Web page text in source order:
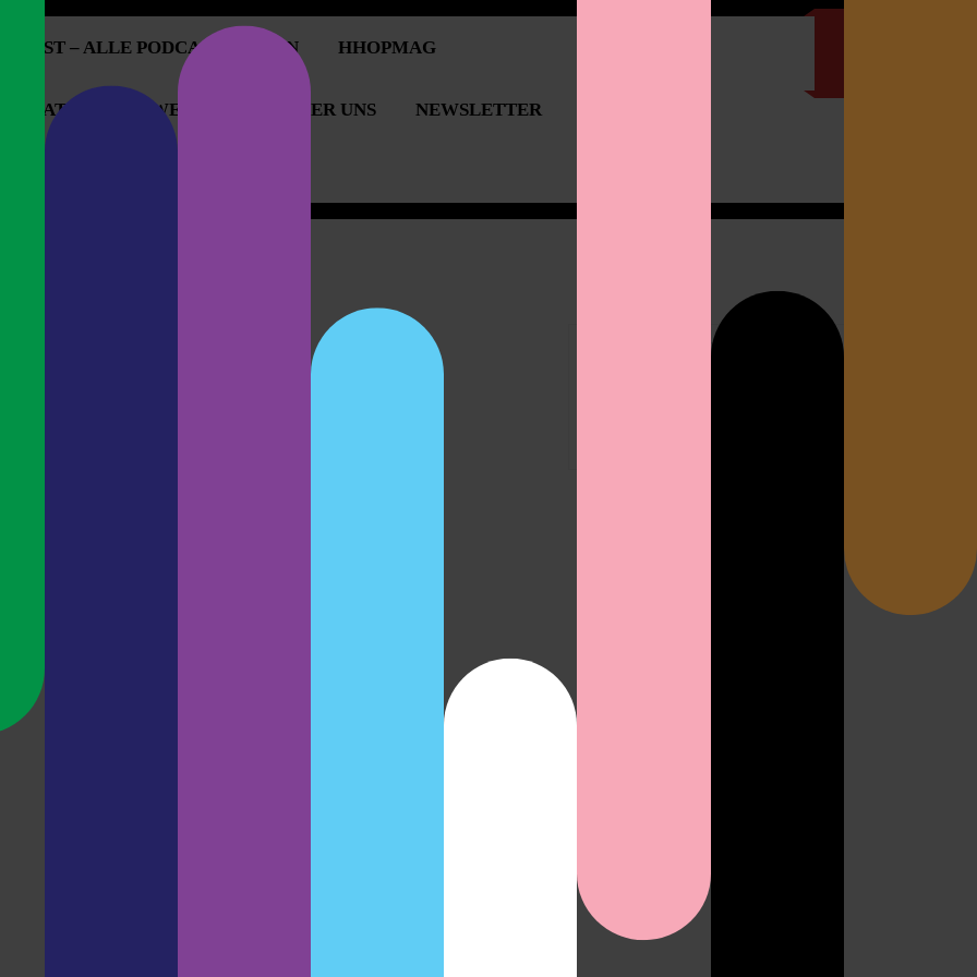
– ALLE PODCASTFOLGEN HHOPMAG
& WERBUNG ÜBER UNS NEWSLETTER